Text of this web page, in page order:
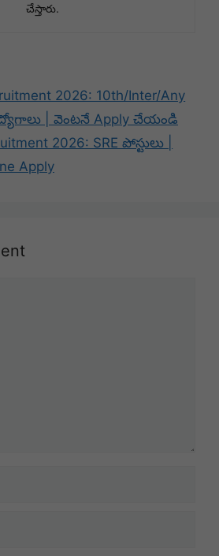
చేస్తారు.
2026: 10th/Inter/Any
| వెంటనే Apply చేయండి
2026: SRE పోస్టులు |
Apply